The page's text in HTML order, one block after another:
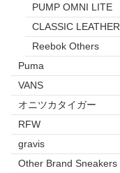
PUMP OMNI LITE
CLASSIC LEATHER
Reebok Others
Puma
VANS
オニツカタイガー
RFW
gravis
Other Brand Sneakers